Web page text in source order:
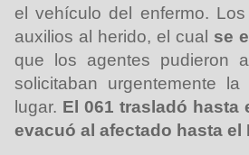
el vehículo del enfermo.
auxilios al herido, el cual se
que los agentes pudieron
solicitaban urgentemente
lugar. El 061 trasladó hasta
evacuó al afectado hasta el